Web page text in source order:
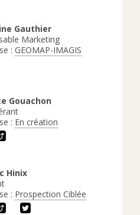
Gauthier
Marketing
: GEOMAP-IMAGIS
Gouachon
: En création
Hinix
: Prospection Ciblée